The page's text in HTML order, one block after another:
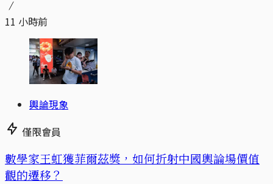
11 小時前
輿論現象
僅限會員
數學家王虹獲菲爾茲獎，如何折射中國輿論場價值
觀的遷移？